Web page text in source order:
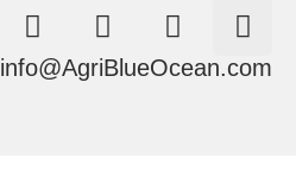
info@AgriBlueOcean.com